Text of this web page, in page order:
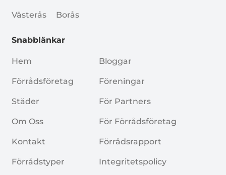
Västerås Borås
Snabblänkar
Hem
Förrådsföretag
Städer
Om Oss
Kontakt
Förrådstyper
Bloggar
Föreningar
För Partners
För Förrådsföretag
Förrådsrapport
Integritetspolicy